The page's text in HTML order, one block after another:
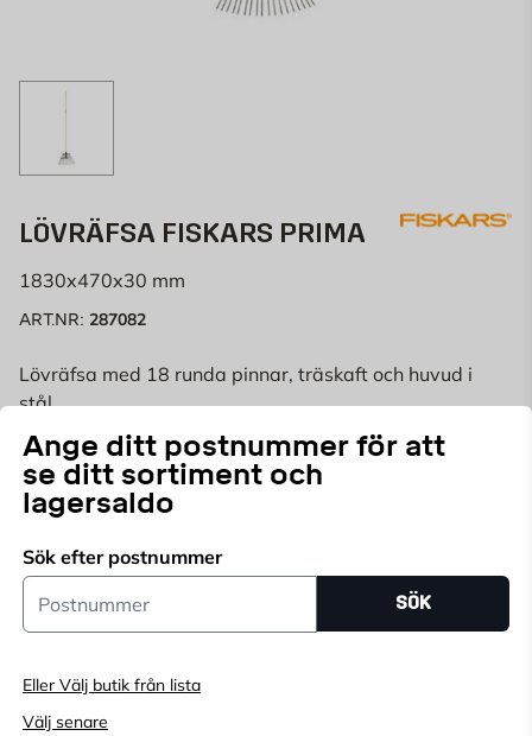
Ange ditt postnummer för att
se ditt sortiment och
lagersaldo
Sök efter postnummer
Postnummer
SÖK
Eller Välj butik från lista
Välj senare
LÖVRÄFSA FISKARS PRIMA
1830x470x30 mm
ART.NR: 287082
Lövräfsa med 18 runda pinnar, träskaft och huvud i
stål.
Välj butik
Välj butik för att se lagerstatus
Köp online, boka leverans i kassan
Angepostnummer för att se lagerstatus
369 KR